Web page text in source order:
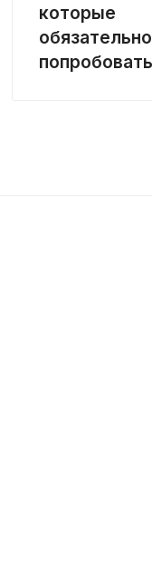
которые
попробовать